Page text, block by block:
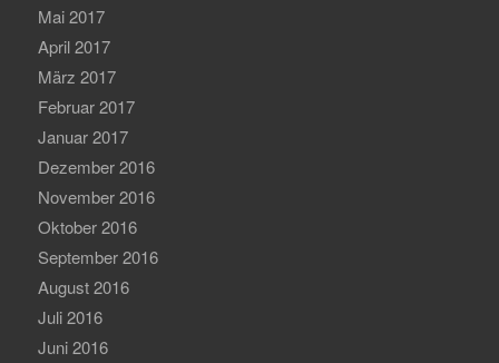
Mai 2017
April 2017
März 2017
Februar 2017
Januar 2017
Dezember 2016
November 2016
Oktober 2016
September 2016
August 2016
Juli 2016
Juni 2016